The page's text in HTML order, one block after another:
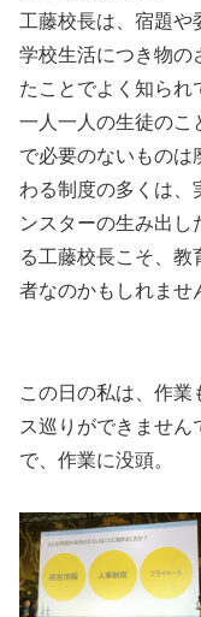
工藤校長は、宿題や
学校生活につき物の
たことでよく知られ
一人一人の生徒のこ
で必要のないものは
わる制度の多くは、
ンスターの生み出し
る工藤校長こそ、教
者なのかもしれませ
この日の私は、作業
ス巡りができませ
で、作業に没頭。